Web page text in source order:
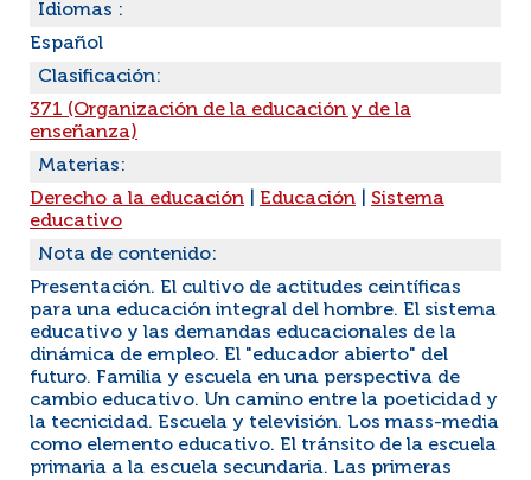
Idiomas :
Español
Clasificación:
371 (Organización de la educación y de la
enseñanza)
Materias:
Derecho a la educación
Educación
Sistema
educativo
Nota de contenido:
Presentación. El cultivo de actitudes ceintíficas
para una educación integral del hombre. El sistema
educativo y las demandas educacionales de la
dinámica de empleo. El "educador abierto" del
futuro. Familia y escuela en una perspectiva de
cambio educativo. Un camino entre la poeticidad y
la tecnicidad. Escuela y televisión. Los mass-media
como elemento educativo. El tránsito de la escuela
primaria a la escuela secundaria. Las primeras